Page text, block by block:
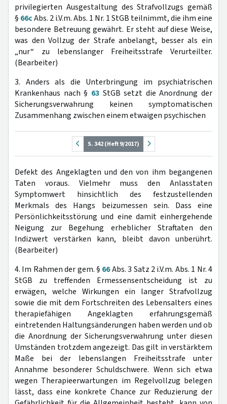
privilegierten Ausgestaltung des Strafvollzugs gemäß
§ 66cAbs. 2 i.V.m. Abs. 1 Nr. 1 StGB teilnimmt, die ihm eine
besondere Betreuung gewährt. Er steht auf diese Weise,
was den Vollzug der Strafe anbelangt, besser als ein
„nur“ zu lebenslanger Freiheitsstrafe Verurteilter.
(Bearbeiter)
3. Anders als die Unterbringung im psychiatrischen
Krankenhaus nach § 63StGB setzt die Anordnung der
Sicherungsverwahrung keinen symptomatischen
Zusammenhang zwischen einem etwaigen psychischen
S. 342 (Heft 9/2017)
Defekt des Angeklagten und den von ihm begangenen
Taten voraus. Vielmehr muss den Anlasstaten
Symptomwert hinsichtlich des festzustellenden
Merkmals des Hangs beizumessen sein. Dass eine
Persönlichkeitsstörung und eine damit einhergehende
Neigung zur Begehung erheblicher Straftaten den
Indizwert verstärken kann, bleibt davon unberührt.
(Bearbeiter)
4. Im Rahmen der gem. § 66Abs. 3 Satz 2 i.V.m. Abs. 1 Nr. 4
StGB zu treffenden Ermessensentscheidung ist zu
erwägen, welche Wirkungen ein langer Strafvollzug
sowie die mit dem Fortschreiten des Lebensalters eines
therapiefähigen Angeklagten erfahrungsgemäß
eintretenden Haltungsänderungen haben werden und ob
die Anordnung der Sicherungsverwahrung unter diesen
Umständen trotzdem angezeigt. Das gilt in verstärktem
Maße bei der lebenslangen Freiheitsstrafe unter
Annahme besonderer Schuldschwere. Wenn sich etwa
wegen Therapieerwartungen im Regelvollzug belegen
lässt, dass eine konkrete Chance zur Reduzierung der